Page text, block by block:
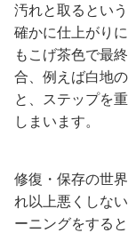
汚れと取るとい
確かに仕上がり
もこげ茶色で最
合、例えば白地
と、ステップを
しまいます。
修復・保存の世
れ以上悪くしな
ーニングをする